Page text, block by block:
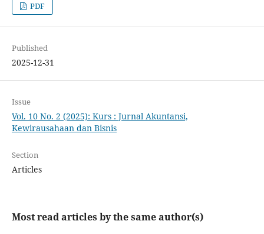
PDF
Published
2025-12-31
Issue
Vol. 10 No. 2 (2025): Kurs : Jurnal Akuntansi,
Kewirausahaan dan Bisnis
Section
Articles
Most read articles by the same author(s)